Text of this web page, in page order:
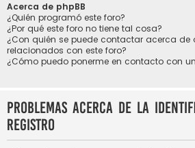
Acerca de phpBB
¿Quién programó este foro?
¿Por qué este foro no tiene tal cosa?
¿Con quién se puede contactar acerca de
relacionados con este foro?
¿Cómo puedo ponerme en contacto con
Problemas acerca de la
registro